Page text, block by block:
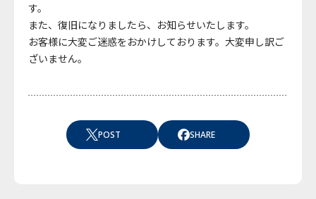
す。
また、復旧になりましたら、お知らせいたします。
お客様に大変ご迷惑をおかけしております。大変申し訳ご
ざいません。
POST SHARE